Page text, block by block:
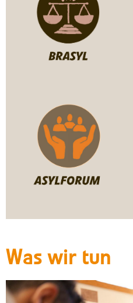
Was wir tun